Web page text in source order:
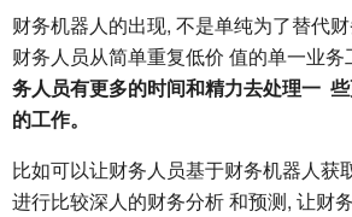
财务机器人的出现, 不是单纯为了替代
财务人员从简单重复低价 值的单一业务
务人员有更多的时间和精力去处理一
的工作。
比如可以让财务人员基于财务机器人获
进行比较深人的财务分析 和预测, 让财